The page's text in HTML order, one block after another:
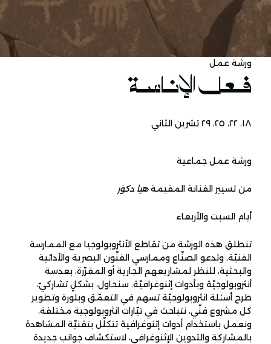
ورشة عمل
فعل الإناسة
١٨، ٢٢، ٢٥، ٢٩ تشرين الثاني
ورشة عمل جماعية
من تسيير الفنانة المقيمةهيا دكوَر
أيام السبت والأربعاء
تنطلق هذه الورشة من تقاطع الأنثروبولوجيا مع الممارسة
الفنيّة، وتدعو الصنّاع وممارسي الفنّون البصرية والأدائية
والبحثية، للنظر لمشاريعهم الجارية أو المقرّرة، بعدسة
أنثروبولوجيّة وبأدوات إثنوغرافيّة. سنحاول، بشكلٍ تشاركيّ،
طرح أسئلة انثروبولوجيّة تسهم في التعمّق وبلورة وتطوير
كل مشروع فنّي، نتباحث في تيّارات انثروبولوجية مختلفة،
ونعمل باستخدام أدوات إثنوغرافية تتكلّل بتقنيّة المشاهدة
بالمشاركة والتدوين الإثنوغرافي، لاستكشاف جوانب جديدة